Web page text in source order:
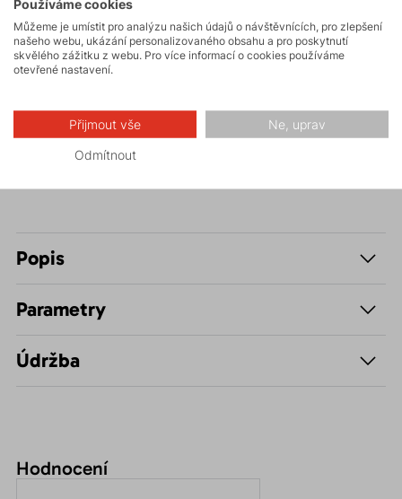
Skalní lezení a
ferraty
Volnočasové –
Casual
Popis
Parametry
Údržba
Hodnocení
Používáme cookies
Můžeme je umístit pro analýzu našich údajů o návštěvnících, pro zlepšení
našeho webu, ukázání personalizovaného obsahu a pro poskytnutí
skvělého zážitku z webu. Pro více informací o cookies používáme
otevřené nastavení.
Přijmout vše Ne, uprav
Odmítnout